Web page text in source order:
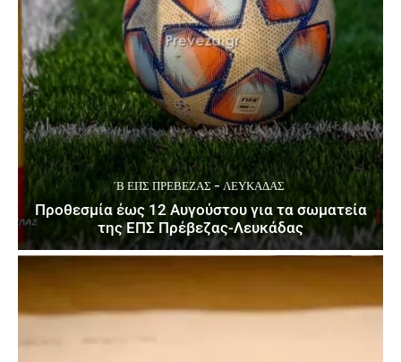
΄Β ΕΠΣ ΠΡΈΒΕΖΑΣ - ΛΕΥΚΆΔΑΣ
Προθεσμία έως 12 Αυγούστου για τα σωματεία
της ΕΠΣ Πρέβεζας-Λευκάδας